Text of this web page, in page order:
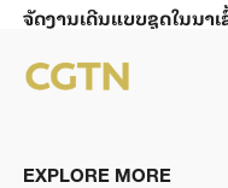
ຈັດງານເດີນແບບຊຸດໃນນາເ
EXPLORE MORE